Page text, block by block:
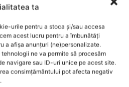
ta
urile pentru a stoca și/sau accesa
acest lucru pentru a îmbunătăți
a afișa anunțuri (ne)personalizate.
ne va permite să procesăm
navigare sau ID-uri unice pe acest site.
consimțământului pot afecta negativ
te de magia sărbătorilor de
în timpul alăptării!
este recomandată hrănirea
cu biberonul?